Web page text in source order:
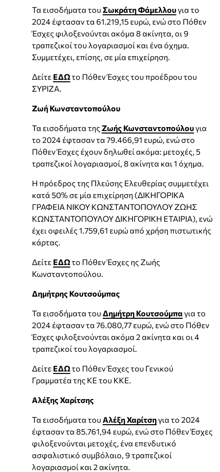
Τα εισοδήματα τουΣωκράτη Φάμελλουγια το
2024 έφτασαν τα 61.219,15 ευρώ, ενώ στο Πόθεν
Έσχες φιλοξενούνται ακόμα 8 ακίνητα, οι 9
τραπεζικοί του λογαριασμοί και ένα όχημα.
Συμμετέχει, επίσης, σε μία επιχείρηση.
Δείτε ΕΔΩτο Πόθεν Έσχες του προέδρου του
ΣΥΡΙΖΑ.
Ζωή Κωνσταντοπούλου
Τα εισοδήματα της Ζωής Κωνσταντοπούλουγια
το 2024 έφτασαν τα 79.466,91 ευρώ, ενώ στο
Πόθεν Έσχες έχουν δηλωθεί ακόμα: μετοχές, 5
τραπεζικοί λογαριασμοί, 8 ακίνητα και 1 όχημα.
Η πρόεδρος της Πλεύσης Ελευθερίας συμμετέχει
κατά 50% σε μία επιχείρηση (ΔΙΚΗΓΟΡΙΚΑ
ΓΡΑΦΕΙΑ ΝΙΚΟΥ ΚΩΝΣΤΑΝΤΟΠΟΥΛΟΥ ΖΩΗΣ
ΚΩΝΣΤΑΝΤΟΠΟΥΛΟΥ ΔΙΚΗΓΟΡΙΚΗ ΕΤΑΙΡΙΑ), ενώ
έχει οφειλές 1.759,61 ευρώ από χρήση πιστωτικής
κάρτας.
Δείτε ΕΔΩτο Πόθεν Έσχες ης Ζωής
Κωνσταντοπούλου.
Δημήτρης Κουτσούμπας
Τα εισοδήματα του Δημήτρη Κουτσούμπα για το
2024 έφτασαν τα 76.080,77 ευρώ, ενώ στο Πόθεν
Έσχες φιλοξενούνται ακόμα 2 ακίνητα και οι 4
τραπεζικοί του λογαριασμοί.
Δείτε ΕΔΩτο Πόθεν Έσχες του Γενικού
Γραμματέα της ΚΕ του ΚΚΕ.
Αλέξης Χαρίτσης
Τα εισοδήματα του Αλέξη Χαρίτσηγια το 2024
έφτασαν τα 85.761,94 ευρώ, ενώ στο Πόθεν Έσχες
φιλοξενούνται μετοχές, ένα επενδυτικό
ασφαλιστικό συμβόλαιο, 9 τραπεζικοί
λογαριασμοί και 2 ακίνητα.